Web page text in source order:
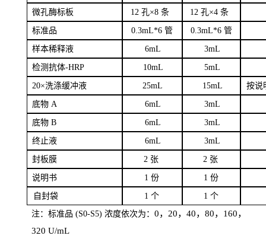
微孔酶标板 12 孔×8 条 12 孔×4 条
标准品 0.3mL*6 管 0.3mL*6 管
样本稀释液 6mL 3mL
检测抗体-HRP 10mL 5mL
20×洗涤缓冲液 25mL 15mL 按说
底物A 6mL 3mL
底物B 6mL 3mL
终止液 6mL 3mL
封板膜 2 张 2 张
说明书 1 份 1 份
自封袋 1 个 1 个
注：标准品 (S0-S5) 浓度依次为： 0，20，40，80，160，
320 U/mL